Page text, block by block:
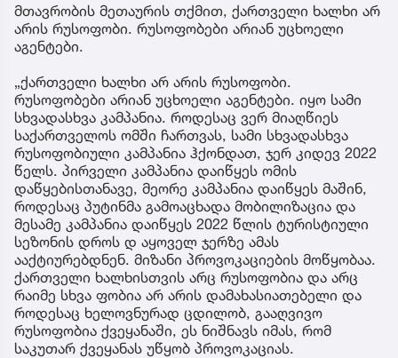
მთავრობის მეთაურის თქმით, ქართველი ხალხი არ
არის რუსოფობი. რუსოფობები არიან უცხოელი
აგენტები.
„ქართველი ხალხი არ არის რუსოფობი.
რუსოფობები არიან უცხოელი აგენტები. იყო სამი
სხვადასხვა კამპანია. როდესაც ვერ მიაღწიეს
საქართველოს ომში ჩართვას, სამი სხვადასხვა
რუსოფობიული კამპანია ჰქონდათ, ჯერ კიდევ 2022
წელს. პირველი კამპანია დაიწყეს ომის
დაწყებისთანავე, მეორე კამპანია დაიწყეს მაშინ,
როდესაც პუტინმა გამოაცხადა მობილიზაცია და
მესამე კამპანია დაიწყეს 2022 წლის ტურისტიული
სეზონის დროს დ აყოველ ჯერზე ამას
ააქტიურებდნენ. მიზანი პროვოკაციების მოწყობაა.
ქართველი ხალხისთვის არც რუსოფობია და არც
რაიმე სხვა ფობია არ არის დამახასიათებელი და
როდესაც ხელოვნურად ცდილობ, გააღვივო
რუსოფობია ქვეყანაში, ეს ნიშნავს იმას, რომ
საკუთარ ქვეყანას უწყობ პროვოკაციას.